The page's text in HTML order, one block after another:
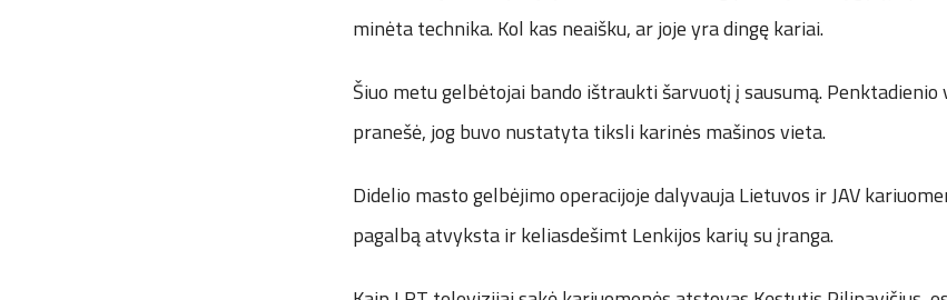
minėta technika. Kol kas neaišku, ar joje yra dingę kariai.
Šiuo metu gelbėtojai bando ištraukti šarvuotį į sausumą.
pranešė, jog buvo nustatyta tiksli karinės mašinos vieta.
Didelio masto gelbėjimo operacijoje dalyvauja Lietuvos ir JAV
pagalbą atvyksta ir keliasdešimt Lenkijos karių su įranga.